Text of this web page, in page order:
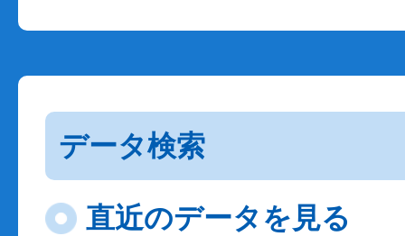
データ検索
直近のデータを見る